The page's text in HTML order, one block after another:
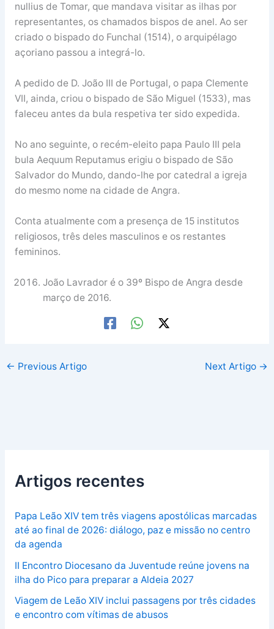
nullius de Tomar, que mandava visitar as ilhas por
representantes, os chamados bispos de anel. Ao ser
criado o bispado do Funchal (1514), o arquipélago
açoriano passou a integrá-lo.
A pedido de D. João III de Portugal, o papa Clemente
VII, ainda, criou o bispado de São Miguel (1533), mas
faleceu antes da bula respetiva ter sido expedida.
No ano seguinte, o recém-eleito papa Paulo III pela
bula Aequum Reputamus erigiu o bispado de São
Salvador do Mundo, dando-lhe por catedral a igreja
do mesmo nome na cidade de Angra.
Conta atualmente com a presença de 15 institutos
religiosos, três deles masculinos e os restantes
femininos.
João Lavrador é o 39º Bispo de Angra desde
março de 2016.
← Previous Artigo Next Artigo →
Artigos recentes
Papa Leão XIV tem três viagens apostólicas marcadas
até ao final de 2026: diálogo, paz e missão no centro
da agenda
II Encontro Diocesano da Juventude reúne jovens na
ilha do Pico para preparar a Aldeia 2027
Viagem de Leão XIV inclui passagens por três cidades
e encontro com vítimas de abusos